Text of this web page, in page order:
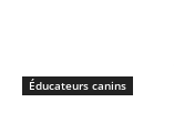
Éducateurs canins